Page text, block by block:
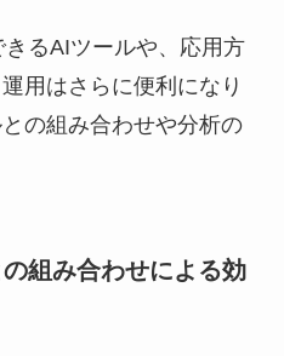
るAIツールや、応用方
用はさらに便利になり
の組み合わせや分析の
組み合わせによる効